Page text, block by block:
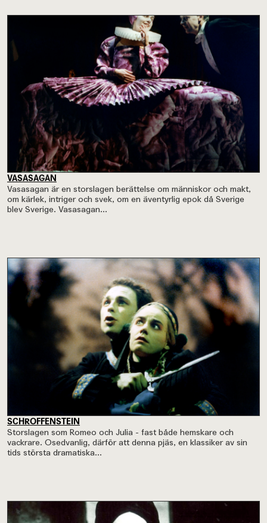
VASASAGAN
Vasasagan är en storslagen berättelse om människor och makt,
om kärlek, intriger och svek, om en äventyrlig epok då Sverige
blev Sverige. Vasasagan...
SCHROFFENSTEIN
Storslagen som Romeo och Julia - fast både hemskare och
vackrare. Osedvanlig, därför att denna pjäs, en klassiker av sin
tids största dramatiska...